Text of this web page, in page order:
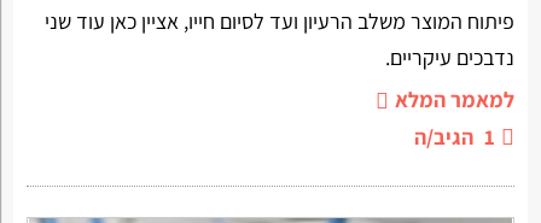
פיתוח המוצר משלב הרעיון ועד לסיום חייו, אציין כאן עוד שני
נדבכים עיקריים.
למאמר המלא
1 הגיב/ה